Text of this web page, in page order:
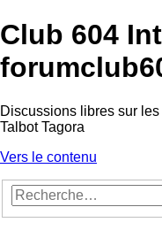
Club 604
Discussions libres sur
Talbot Tagora
Vers le contenu